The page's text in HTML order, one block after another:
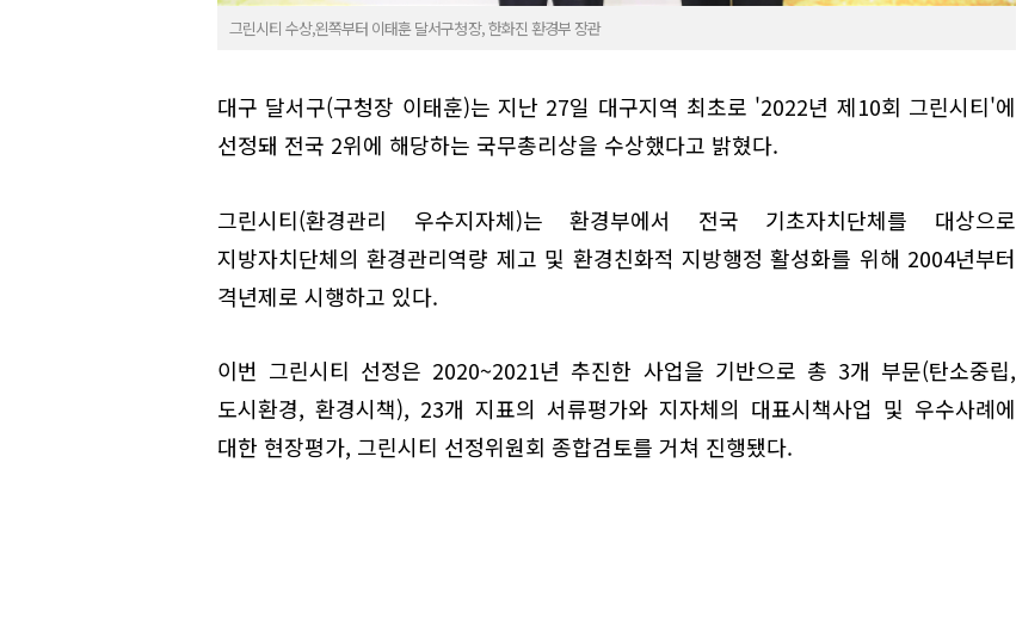
그린시티 수상,왼쪽부터 이태훈 달서구청장, 한화진 환경부 장관
대구 달서구(구청장 이태훈)는 지난 27일 대구지역 최초로 '2022년 제10회 그린시티'에
선정돼 전국 2위에 해당하는 국무총리상을 수상했다고 밝혔다.
그린시티(환경관리 우수지자체)는 환경부에서 전국 기초자치단체를 대상으로
지방자치단체의 환경관리역량 제고 및 환경친화적 지방행정 활성화를 위해 2004년부터
격년제로 시행하고 있다.
이번 그린시티 선정은 2020~2021년 추진한 사업을 기반으로 총 3개 부문(탄소중립,
도시환경, 환경시책), 23개 지표의 서류평가와 지자체의 대표시책사업 및 우수사례에
대한 현장평가, 그린시티 선정위원회 종합검토를 거쳐 진행됐다.